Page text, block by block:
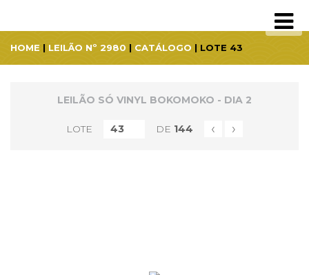
HOME | LEILÃO Nº 2980 | CATÁLOGO | LOTE 43
LEILÃO SÓ VINYL BOKOMOKO - DIA 2
LOTE DE 144 ‹ ›